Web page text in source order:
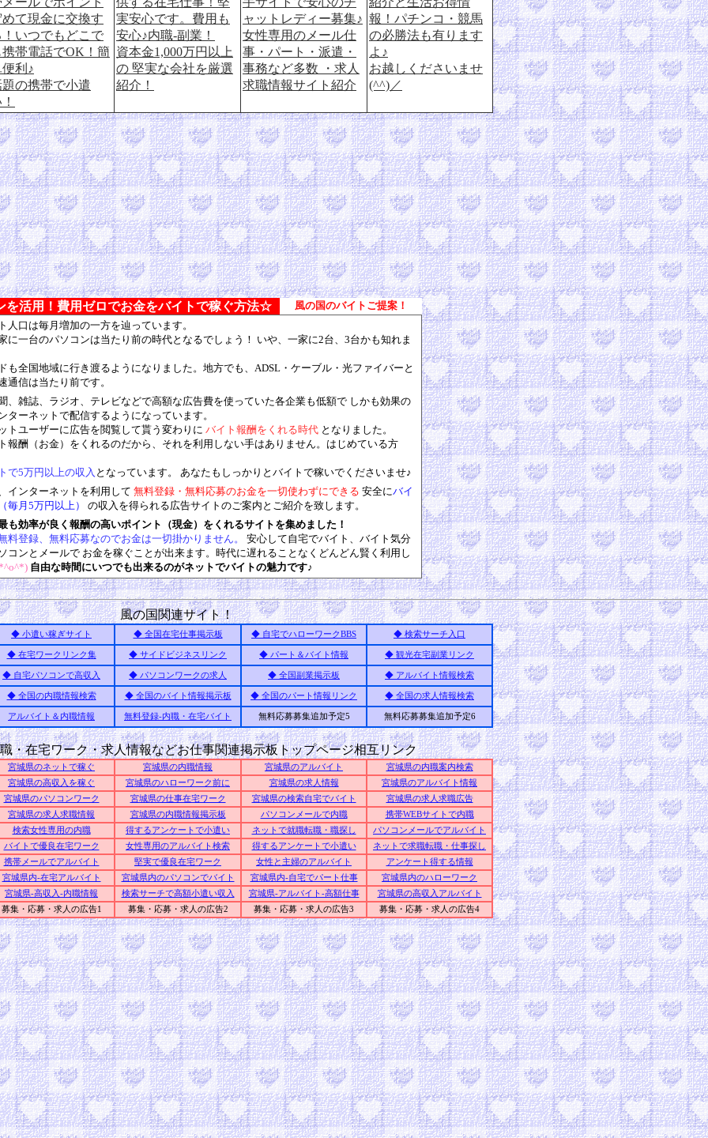
めて現金に交換す
！いつでもどこで
携帯電話でOK！簡
利♪
題の携帯で小遣
実安心です。費用も
安心♪内職-副業！
資本金1,000万円以上
の 堅実な会社を厳選
紹介！
ャットレディー募集♪
女性専用のメール仕
事・パート・派遣・
事務など多数 ・求人
求職情報サイト紹介
報！パチンコ・競馬
の必勝法も有ります
よ♪
お越しくださいませ
(^^)／
活用！費用ゼロでお金をバイトで稼ぐ方法☆
風の国のバイトご提案！
人口は毎月増加の一方を辿っています。
に一台のパソコンは当たり前の時代となるでしょう！ いや、一家に2台、3台かも知れま
も全国地域に行き渡るようになりました。地方でも、ADSL・ケーブル・光ファイバーと
通信は当たり前です。
、雑誌、ラジオ、テレビなどで高額な広告費を使っていた各企業も低額で しかも効果の
ターネットで配信するようになっています。
トユーザーに広告を閲覧して貰う変わりに バイト報酬をくれる時代 となりました。
報酬（お金）をくれるのだから、それを利用しない手はありません。はじめている方
で5万円以上の収入 となっています。 あなたもしっかりとバイトで稼いでくださいませ♪
インターネットを利用して 無料登録・無料応募のお金を一切使わずにできる 安全にバイ
毎月5万円以上）
の収入を得られる広告サイトのご案内とご紹介を致します。
も効率が良く報酬の高いポイント（現金）をくれるサイトを集めました！
料登録、無料応募なのでお金は一切掛かりません。
安心して自宅でバイト、バイト気分
コンとメールで お金を稼ぐことが出来ます。時代に遅れることなくどんどん賢く利用し
自由な時間にいつでも出来るのがネットでバイトの魅力です♪
風の国関連サイト！
◆ 小遣い稼ぎサイト ◆ 全国在宅仕事掲示板 ◆ 自宅でハローワークBBS ◆ 検索サーチ入口
◆ 在宅ワークリンク集 ◆ サイドビジネスリンク ◆ パート＆バイト情報 ◆ 観光在宅副業リンク
◆ 自宅パソコンで高収入 ◆ パソコンワークの求人 ◆ 全国副業掲示板 ◆ アルバイト情報検索
◆ 全国の内職情報検索 ◆ 全国のバイト情報掲示板 ◆ 全国のパート情報リンク ◆ 全国の求人情報検索
アルバイト＆内職情報 無料登録-内職・在宅バイト 無料応募募集追加予定5 無料応募募集追加予定6
・在宅ワーク・求人情報などお仕事関連掲示板トップページ相互リンク
宮城県のネットで稼ぐ 宮城県の内職情報 宮城県のアルバイト
宮城県の内職案内検索
宮城県の高収入を稼ぐ
宮城県のハローワーク前に 宮城県の求人情報
宮城県のアルバイト情報
宮城県のパソコンワーク
宮城県の仕事在宅ワーク 宮城県の検索自宅でバイト
宮城県の求人求職広告
宮城県の求人求職情報
宮城県の内職情報掲示板 パソコンメールで内職
携帯WEBサイトで内職
検索女性専用の内職
得するアンケートで小遣い ネットで就職転職・職探し
パソコンメールでアルバイト
バイトで優良在宅ワーク
女性専用のアルバイト検索 得するアンケートで小遣い
ネットで求職転職・仕事探し
携帯メールでアルバイト
堅実で優良在宅ワーク 女性と主婦のアルバイト
アンケート得する情報
宮城県内-在宅アルバイト
宮城県内のパソコンでバイト 宮城県内-自宅でパート仕事
宮城県内のハローワーク
宮城県-高収入-内職情報
検索サーチで高額小遣い収入 宮城県-アルバイト-高額仕事
宮城県の高収入アルバイト
募集・応募・求人の広告1
募集・応募・求人の広告2 募集・応募・求人の広告3 募集・応募・求人の広告4